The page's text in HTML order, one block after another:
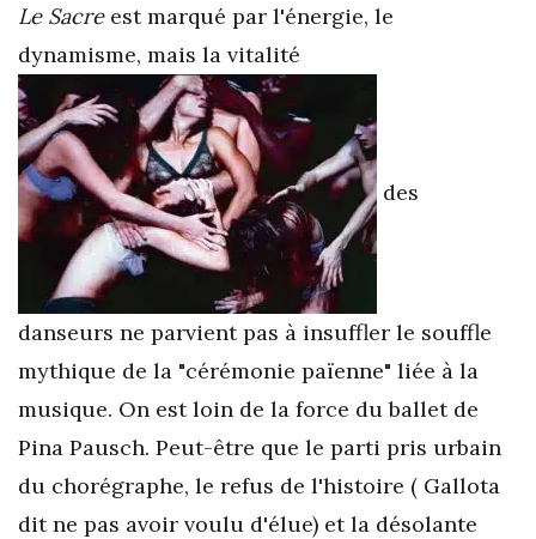
Le Sacreest marqué par l'énergie, le
dynamisme, mais la vitalité
des
danseurs ne parvient pas à insuffler le souffle
mythique de la "cérémonie païenne" liée à la
musique. On est loin de la force du ballet de
Pina Pausch. Peut-être que le parti pris urbain
du chorégraphe, le refus de l'histoire ( Gallota
dit ne pas avoir voulu d'élue) et la désolante